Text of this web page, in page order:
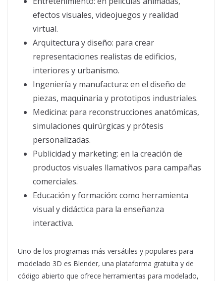
efectos visuales, videojuegos y realidad
virtual.
Arquitectura y diseño: para crear
representaciones realistas de edificios,
interiores y urbanismo.
Ingeniería y manufactura: en el diseño de
piezas, maquinaria y prototipos industriales.
Medicina: para reconstrucciones anatómicas,
simulaciones quirúrgicas y prótesis
personalizadas.
Publicidad y marketing: en la creación de
productos visuales llamativos para campañas
comerciales.
Educación y formación: como herramienta
visual y didáctica para la enseñanza
interactiva.
Uno de los programas más versátiles y populares para
modelado 3D es Blender, una plataforma gratuita y de
código abierto que ofrece herramientas para modelado,